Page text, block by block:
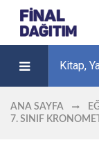
ANA SAYFA
7. SINIF